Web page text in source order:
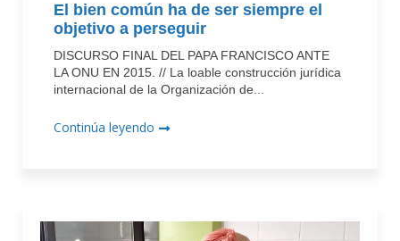
El bien común ha de ser siempre el
objetivo a perseguir
DISCURSO FINAL DEL PAPA FRANCISCO ANTE
LA ONU EN 2015. // La loable construcción jurídica
internacional de la Organización de...
Continúa leyendo